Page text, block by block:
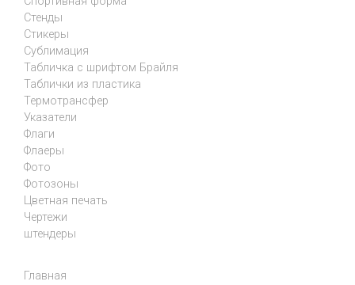
Стенды
Стикеры
Сублимация
Табличка с шрифтом Брайля
Таблички из пластика
Термотрансфер
Указатели
Флаги
Флаеры
Фото
Фотозоны
Цветная печать
Чертежи
штендеры
Главная